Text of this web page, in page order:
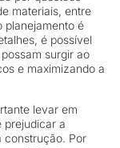
materiais, entre
planejamento é
é possível
surgir ao
e maximizando a
levar em
prejudicar a
construção. Por